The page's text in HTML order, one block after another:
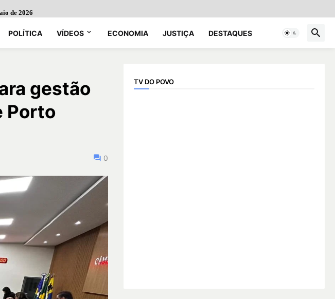
de 2026
POLÍTICA VÍDEOS ECONOMIA JUSTIÇA DESTAQUES
gestão
Porto
0
TV DO POVO